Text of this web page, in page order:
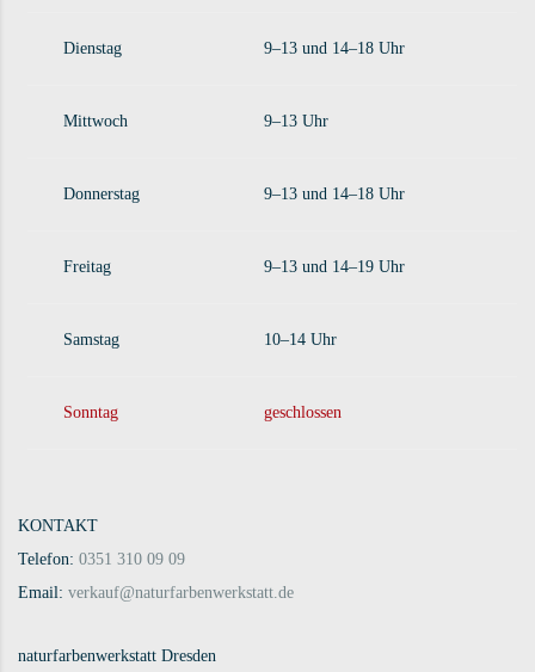
Dienstag 9–13 und 14–18 Uhr
Mittwoch 9–13 Uhr
Donnerstag 9–13 und 14–18 Uhr
Freitag 9–13 und 14–19 Uhr
Samstag 10–14 Uhr
Sonntag geschlossen
KONTAKT
Telefon: 0351 310 09 09
Email: verkauf@naturfarbenwerkstatt.de
naturfarbenwerkstatt Dresden